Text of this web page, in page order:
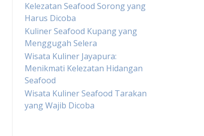
Kelezatan Seafood Sorong yang
Harus Dicoba
Kuliner Seafood Kupang yang
Menggugah Selera
Wisata Kuliner Jayapura:
Menikmati Kelezatan Hidangan
Seafood
Wisata Kuliner Seafood Tarakan
yang Wajib Dicoba